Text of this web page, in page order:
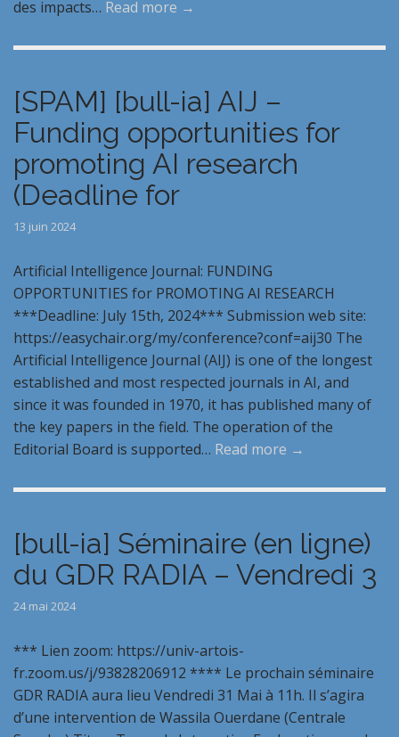
des impacts… Read more →
[SPAM] [bull-ia] AIJ –
Funding opportunities for
promoting AI research
(Deadline for
13 juin 2024
Artificial Intelligence Journal: FUNDING
OPPORTUNITIES for PROMOTING AI RESEARCH
***Deadline: July 15th, 2024*** Submission web site:
https://easychair.org/my/conference?conf=aij30 The
Artificial Intelligence Journal (AIJ) is one of the longest
established and most respected journals in AI, and
since it was founded in 1970, it has published many of
the key papers in the field. The operation of the
Editorial Board is supported… Read more →
[bull-ia] Séminaire (en ligne)
du GDR RADIA – Vendredi 3
24 mai 2024
*** Lien zoom: https://univ-artois-
fr.zoom.us/j/93828206912 **** Le prochain séminaire
GDR RADIA aura lieu Vendredi 31 Mai à 11h. Il s’agira
d’une intervention de Wassila Ouerdane (Centrale